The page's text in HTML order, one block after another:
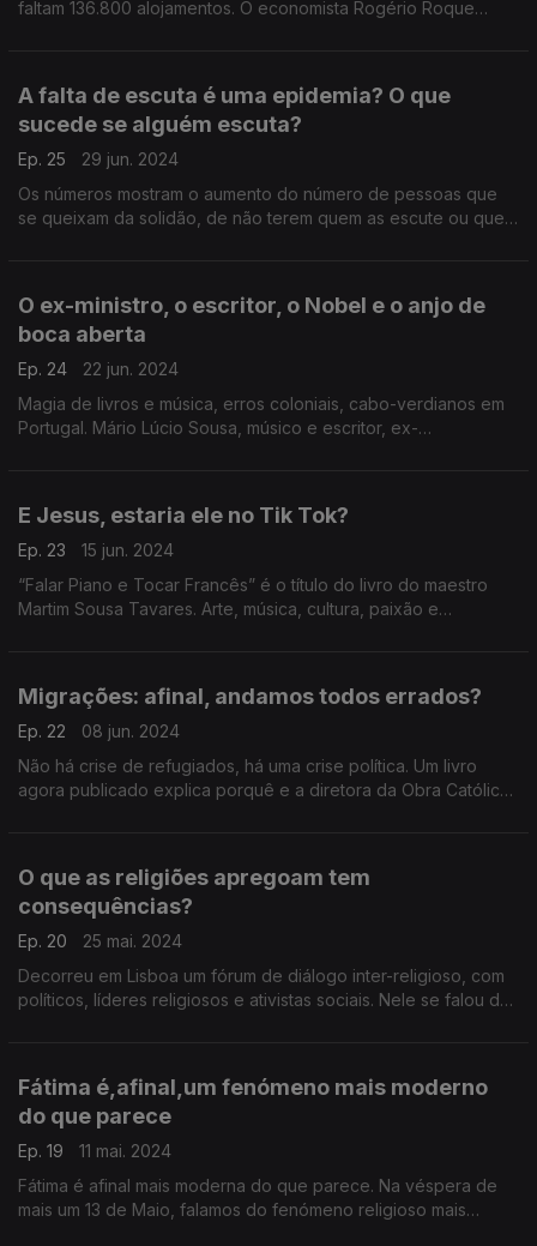
faltam 136.800 alojamentos. O economista Rogério Roque
A falta de escuta é uma epidemia? O que
sucede se alguém escuta?
Ep. 25
29 jun. 2024
Os números mostram o aumento do número de pessoas que
se queixam da solidão, de não terem quem as escute ou que
O ex-ministro, o escritor, o Nobel e o anjo de
boca aberta
Ep. 24
22 jun. 2024
Magia de livros e música, erros coloniais, cabo-verdianos em
Portugal. Mário Lúcio Sousa, músico e escritor, ex-
E Jesus, estaria ele no Tik Tok?
Ep. 23
15 jun. 2024
“Falar Piano e Tocar Francês” é o título do livro do maestro
Martim Sousa Tavares. Arte, música, cultura, paixão e
Migrações: afinal, andamos todos errados?
Ep. 22
08 jun. 2024
Não há crise de refugiados, há uma crise política. Um livro
agora publicado explica porquê e a diretora da Obra Católica
O que as religiões apregoam tem
consequências?
Ep. 20
25 mai. 2024
Decorreu em Lisboa um fórum de diálogo inter-religioso, com
políticos, líderes religiosos e ativistas sociais. Nele se falou de
Fátima é,afinal,um fenómeno mais moderno
do que parece
Ep. 19
11 mai. 2024
Fátima é afinal mais moderna do que parece. Na véspera de
mais um 13 de Maio, falamos do fenómeno religioso mais